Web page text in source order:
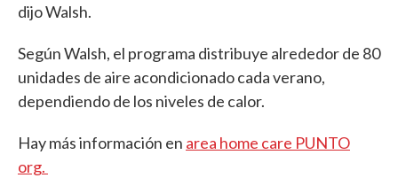
dijo Walsh.
Según Walsh, el programa distribuye alrededor de 80
unidades de aire acondicionado cada verano,
dependiendo de los niveles de calor.
Hay más información en area home care PUNTO
org.